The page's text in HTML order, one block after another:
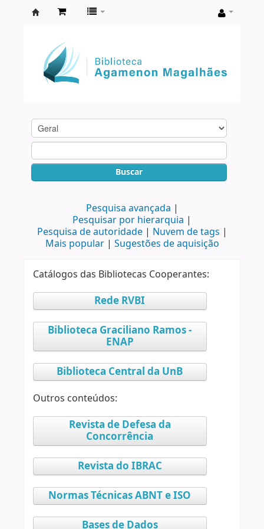
Agamenon
Magalhães
Buscar
Pesquisa avançada
Pesquisar por hierarquia
Pesquisa de autoridade
Nuvem de tags
Mais popular
Sugestões de aquisição
Catálogos das Bibliotecas Cooperantes:
Rede RVBI
Biblioteca Graciliano Ramos -
ENAP
Biblioteca Central da UnB
Outros conteúdos:
Revista de Defesa da
Concorrência
Revista do IBRAC
Normas Técnicas ABNT e ISO
Bases de Dados